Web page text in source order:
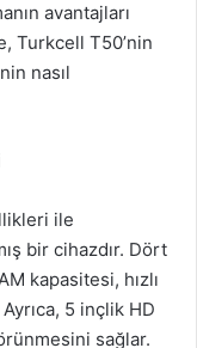
avantajları
Turkcell T50’nin
nasıl
ile
bir cihazdır. Dört
kapasitesi, hızlı
5 inçlik HD
sağlar.